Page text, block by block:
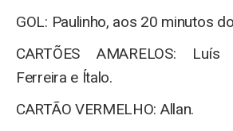
GOL: Paulinho, aos 20 minutos
CARTÕES AMARELOS:
Ferreira e Ítalo.
CARTÃO VERMELHO: Allan.